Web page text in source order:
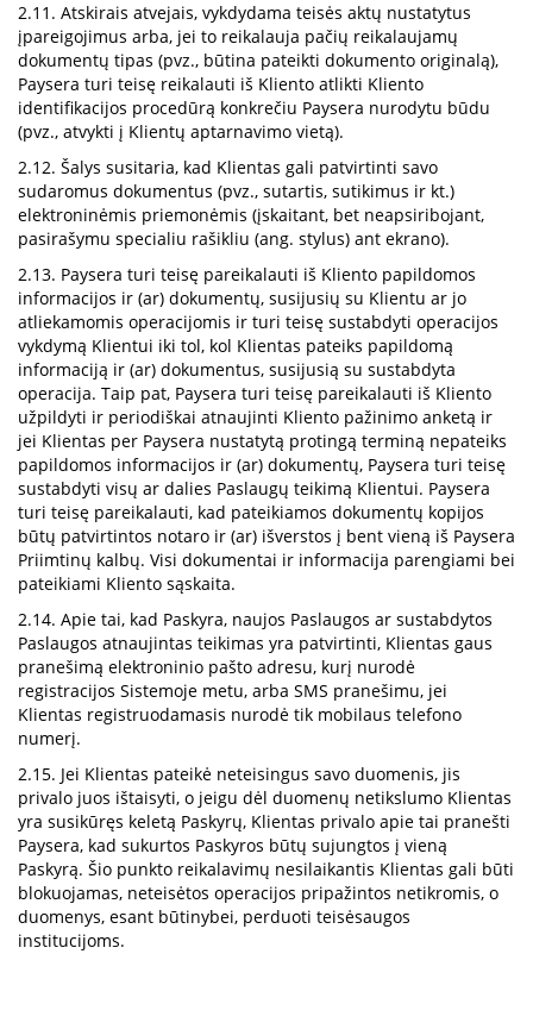
2.11. Atskirais atvejais, vykdydama teisės aktų nustatytus
įpareigojimus arba, jei to reikalauja pačių reikalaujamų
dokumentų tipas (pvz., būtina pateikti dokumento originalą),
Paysera turi teisę reikalauti iš Kliento atlikti Kliento
identifikacijos procedūrą konkrečiu Paysera nurodytu būdu
(pvz., atvykti į Klientų aptarnavimo vietą).
2.12. Šalys susitaria, kad Klientas gali patvirtinti savo
sudaromus dokumentus (pvz., sutartis, sutikimus ir kt.)
elektroninėmis priemonėmis (įskaitant, bet neapsiribojant,
pasirašymu specialiu rašikliu (ang. stylus) ant ekrano).
2.13. Paysera turi teisę pareikalauti iš Kliento papildomos
informacijos ir (ar) dokumentų, susijusių su Klientu ar jo
atliekamomis operacijomis ir turi teisę sustabdyti operacijos
vykdymą Klientui iki tol, kol Klientas pateiks papildomą
informaciją ir (ar) dokumentus, susijusią su sustabdyta
operacija. Taip pat, Paysera turi teisę pareikalauti iš Kliento
užpildyti ir periodiškai atnaujinti Kliento pažinimo anketą ir
jei Klientas per Paysera nustatytą protingą terminą nepateiks
papildomos informacijos ir (ar) dokumentų, Paysera turi teisę
sustabdyti visų ar dalies Paslaugų teikimą Klientui. Paysera
turi teisę pareikalauti, kad pateikiamos dokumentų kopijos
būtų patvirtintos notaro ir (ar) išverstos į bent vieną iš Paysera
Priimtinų kalbų. Visi dokumentai ir informacija parengiami bei
pateikiami Kliento sąskaita.
2.14. Apie tai, kad Paskyra, naujos Paslaugos ar sustabdytos
Paslaugos atnaujintas teikimas yra patvirtinti, Klientas gaus
pranešimą elektroninio pašto adresu, kurį nurodė
registracijos Sistemoje metu, arba SMS pranešimu, jei
Klientas registruodamasis nurodė tik mobilaus telefono
numerį.
2.15. Jei Klientas pateikė neteisingus savo duomenis, jis
privalo juos ištaisyti, o jeigu dėl duomenų netikslumo Klientas
yra susikūręs keletą Paskyrų, Klientas privalo apie tai pranešti
Paysera, kad sukurtos Paskyros būtų sujungtos į vieną
Paskyrą. Šio punkto reikalavimų nesilaikantis Klientas gali būti
blokuojamas, neteisėtos operacijos pripažintos netikromis, o
duomenys, esant būtinybei, perduoti teisėsaugos
institucijoms.